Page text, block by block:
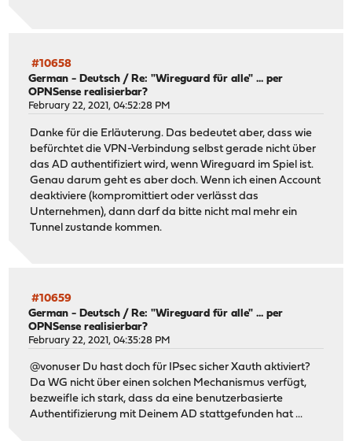
#10658
German - Deutsch /Re: "Wireguard für alle" ... per
OPNSense realisierbar?
February 22, 2021, 04:52:28 PM
Danke für die Erläuterung. Das bedeutet aber, dass wie
befürchtet die VPN-Verbindung selbst gerade nicht über
das AD authentifiziert wird, wenn Wireguard im Spiel ist.
Genau darum geht es aber doch. Wenn ich einen Account
deaktiviere (kompromittiert oder verlässt das
Unternehmen), dann darf da bitte nicht mal mehr ein
Tunnel zustande kommen.
#10659
German - Deutsch /Re: "Wireguard für alle" ... per
OPNSense realisierbar?
February 22, 2021, 04:35:28 PM
@vonuser Du hast doch für IPsec sicher Xauth aktiviert?
Da WG nicht über einen solchen Mechanismus verfügt,
bezweifle ich stark, dass da eine benutzerbasierte
Authentifizierung mit Deinem AD stattgefunden hat ...